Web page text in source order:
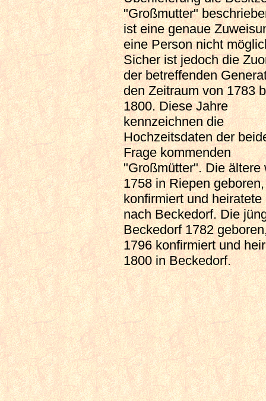
"Großmutter"
ist eine genaue
eine Person nicht
Sicher ist jedoch die
der betreffenden
den Zeitraum von 1783
1800. Diese Jahre
kennzeichnen die
Hochzeitsdaten der
Frage kommenden
"Großmütter". Die ältere
1758 in Riepen
konfirmiert und heiratete
nach Beckedorf. Die
Beckedorf 1782
1796 konfirmiert und
1800 in Beckedorf.